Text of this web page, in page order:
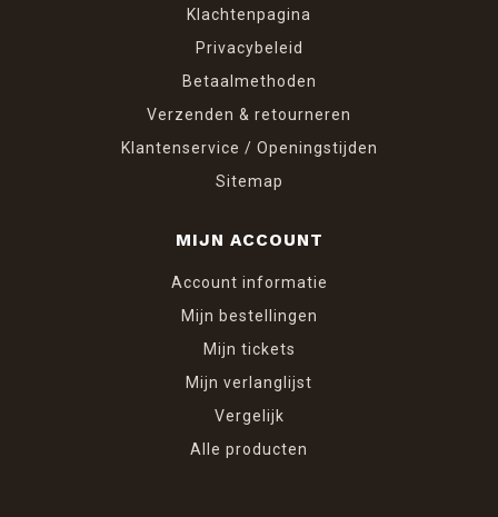
Klachtenpagina
Privacybeleid
Betaalmethoden
Verzenden & retourneren
Klantenservice / Openingstijden
Sitemap
MIJN ACCOUNT
Account informatie
Mijn bestellingen
Mijn tickets
Mijn verlanglijst
Vergelijk
Alle producten